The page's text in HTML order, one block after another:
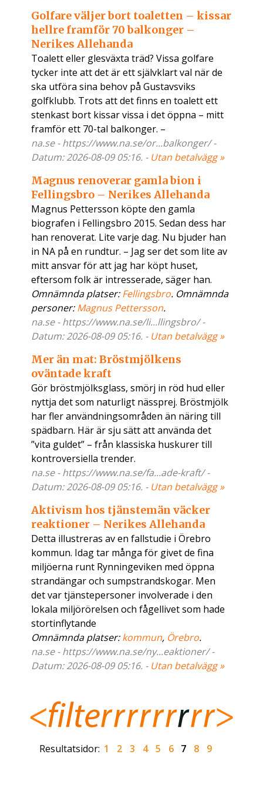
Golfare väljer bort toaletten – kissar
hellre framför 70 balkonger –
Nerikes Allehanda
Toalett eller glesväxta träd? Vissa golfare
tycker inte att det är ett självklart val när de
ska utföra sina behov på Gustavsviks
golfklubb. Trots att det finns en toalett ett
stenkast bort kissar vissa i det öppna – mitt
framför ett 70-tal balkonger. –
na.se - https://www.na.se/or...balkonger/ -
Datum: 2026-08-09 05:16. - Utan betalvägg »
Magnus renoverar gamla bion i
Fellingsbro – Nerikes Allehanda
Magnus Pettersson köpte den gamla
biografen i Fellingsbro 2015. Sedan dess har
han renoverat. Lite varje dag. Nu bjuder han
in NA på en rundtur. – Jag ser det som lite av
mitt ansvar för att jag har köpt huset,
eftersom folk är intresserade, säger han.
Omnämnda platser:Fellingsbro. Omnämnda
personer:Magnus Pettersson.
na.se - https://www.na.se/li...llingsbro/ -
Datum: 2026-08-09 05:16. - Utan betalvägg »
Mer än mat: Bröstmjölkens
oväntade kraft
Gör bröstmjölksglass, smörj in röd hud eller
nyttja det som naturligt nässprej. Bröstmjölk
har fler användningsområden än näring till
spädbarn. Här är sju sätt att använda det
”vita guldet” – från klassiska huskurer till
kontroversiella trender.
na.se - https://www.na.se/fa...ade-kraft/ -
Datum: 2026-08-09 05:16. - Utan betalvägg »
Aktivism hos tjänstemän väcker
reaktioner – Nerikes Allehanda
Detta illustreras av en fallstudie i Örebro
kommun. Idag tar många för givet de fina
miljöerna runt Rynningeviken med öppna
strandängar och sumpstrandskogar. Men
det var tjänstepersoner involverade i den
lokala miljörörelsen och fågellivet som hade
stortinflytande
Omnämnda platser:kommun, Örebro.
na.se - https://www.na.se/ny...eaktioner/ -
Datum: 2026-08-09 05:16. - Utan betalvägg »
Resultatsidor: 1 2 3 4 5 6 7 8 9